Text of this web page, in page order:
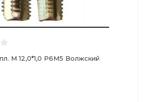
М 12,0*1,0 Р6М5 Волжский